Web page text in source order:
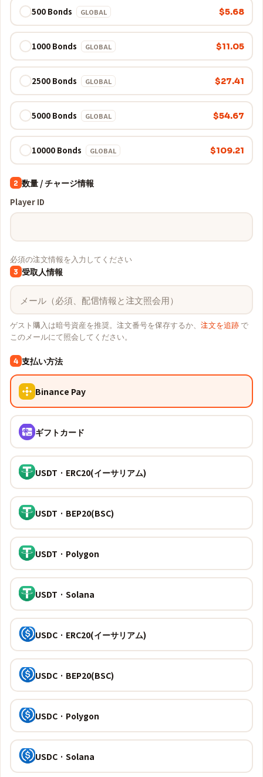
500 Bonds GLOBAL $5.68
1000 Bonds GLOBAL $11.05
2500 Bonds GLOBAL $27.41
5000 Bonds GLOBAL $54.67
10000 Bonds GLOBAL $109.21
2 数量 / チャージ情報
Player ID
必須の注文情報を入力してください
3 受取人情報
ゲスト購入は暗号資産を推奨。注文番号を保存するか、 注文を追跡 で
このメールにて照会してください。
4 支払い方法
Binance Pay
ギフトカード
USDT · ERC20(イーサリアム)
USDT · BEP20(BSC)
USDT · Polygon
USDT · Solana
USDC · ERC20(イーサリアム)
USDC · BEP20(BSC)
USDC · Polygon
USDC · Solana